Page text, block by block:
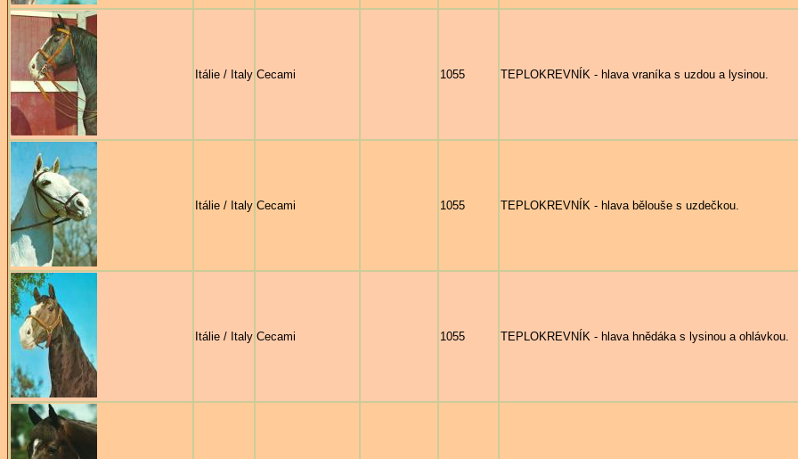
Itálie / Italy Cecami 1055 TEPLOKREVNÍK - hlava vraníka s uzdou a lysinou.
Itálie / Italy Cecami 1055 TEPLOKREVNÍK - hlava bělouše s uzdečkou.
Itálie / Italy Cecami 1055 TEPLOKREVNÍK - hlava hnědáka s lysinou a ohlávkou.